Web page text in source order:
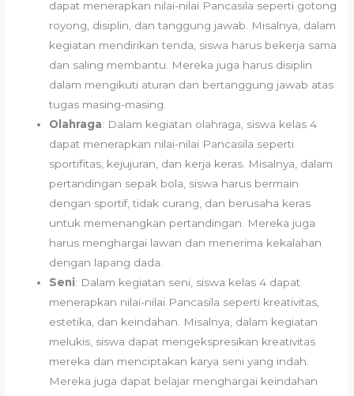
dapat menerapkan nilai-nilai Pancasila seperti gotong
royong, disiplin, dan tanggung jawab. Misalnya, dalam
kegiatan mendirikan tenda, siswa harus bekerja sama
dan saling membantu. Mereka juga harus disiplin
dalam mengikuti aturan dan bertanggung jawab atas
tugas masing-masing.
Olahraga: Dalam kegiatan olahraga, siswa kelas 4
dapat menerapkan nilai-nilai Pancasila seperti
sportifitas, kejujuran, dan kerja keras. Misalnya, dalam
pertandingan sepak bola, siswa harus bermain
dengan sportif, tidak curang, dan berusaha keras
untuk memenangkan pertandingan. Mereka juga
harus menghargai lawan dan menerima kekalahan
dengan lapang dada.
Seni: Dalam kegiatan seni, siswa kelas 4 dapat
menerapkan nilai-nilai Pancasila seperti kreativitas,
estetika, dan keindahan. Misalnya, dalam kegiatan
melukis, siswa dapat mengekspresikan kreativitas
mereka dan menciptakan karya seni yang indah.
Mereka juga dapat belajar menghargai keindahan